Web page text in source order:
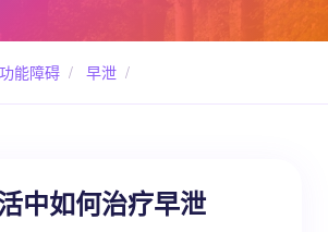
能障碍 / 早泄 /
中如何治疗早泄